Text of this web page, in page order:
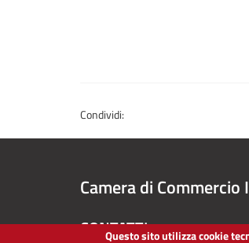
Condividi:
Camera di
CONTATTI
Questo sito utilizza cookie